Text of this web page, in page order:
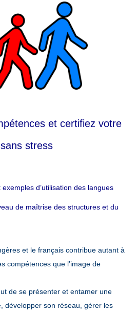
et certifiez votre
stress
d’utilisation des langues
de maîtrise des structures et du
et le français contribue autant à
compétences que l’image de
de se présenter et entamer une
développer son réseau, gérer les